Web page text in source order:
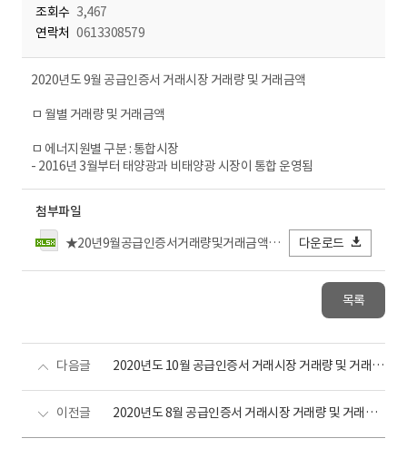
조회수 3,467
연락처 0613308579
2020년도 9월 공급인증서 거래시장 거래량 및 거래금액
ㅁ 월별 거래량 및 거래금액
ㅁ 에너지원별 구분 : 통합시장
- 2016년 3월부터 태양광과 비태양광 시장이 통합 운영됨
첨부파일
★20년9월공급인증서거래량및거래금액_전력거래소FIN.xlsx
다운로드
목록
다음글 2020년도 10월 공급인증서 거래시장 거래량 및 거래금액
이전글 2020년도 8월 공급인증서 거래시장 거래량 및 거래금액